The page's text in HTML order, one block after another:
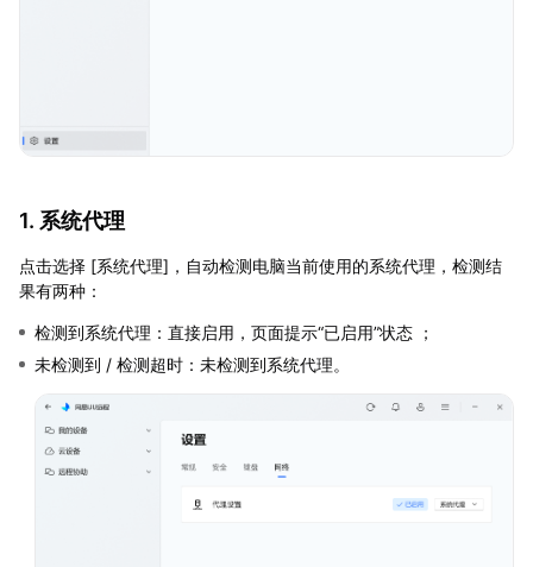
1. 系统代理
点击选择 [系统代理]，自动检测电脑当前使用的系统代理，检测结
果有两种：
检测到系统代理：直接启用，页面提示“已启用”状态 ；
未检测到 / 检测超时：未检测到系统代理。